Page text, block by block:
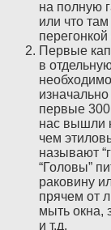
на полную
или что
Первые
в
первые
нас вышли
чем
называют
“Головы”
раковину
прячем от
мыть окна,
и т.д.